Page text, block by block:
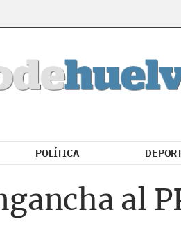
POLÍTICA
al